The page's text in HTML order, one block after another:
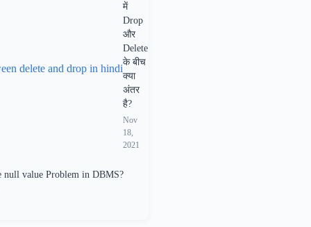
में
Drop
और
Delete
के बीच
क्या
अंतर
है?
Nov
18,
2021
null value Problem in DBMS?